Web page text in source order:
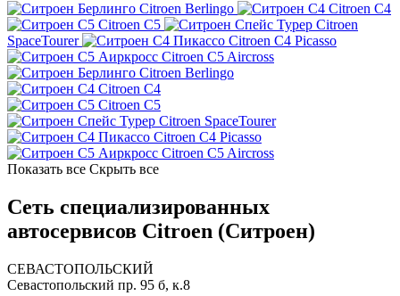
Citroen Berlingo
Citroen C4
Citroen C5
Citroen
SpaceTourer
Citroen C4 Picasso
Citroen C5 Aircross
Citroen Berlingo
Citroen C4
Citroen C5
Citroen SpaceTourer
Citroen C4 Picasso
Citroen C5 Aircross
Показать все Скрыть все
Сеть специализированных
автосервисов Citroen (Ситроен)
СЕВАСТОПОЛЬСКИЙ
Севастопольский пр. 95 б, к.8